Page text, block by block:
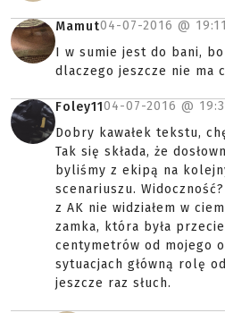
Mamut04-07-2016 @ 19:11
I w sumie jest do bani,
dlaczego jeszcze nie ma
Foley1104-07-2016 @
Dobry kawałek tekstu,
Tak się składa, że
byliśmy z ekipą na
scenariuszu.
z AK nie widziałem w
zamka, która była
centymetrów od mojego
sytuacjach główną rolę
jeszcze raz słuch.